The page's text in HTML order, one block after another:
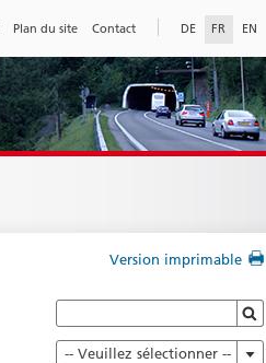
DE FR EN
Plan du site Contact
Version imprimable
-- Veuillez sélectionner --